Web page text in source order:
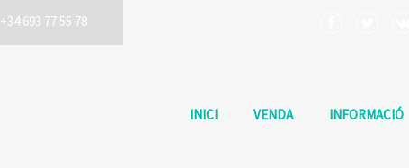
+34 693 77 55 78
INICI VENDA INFORMACIÓ